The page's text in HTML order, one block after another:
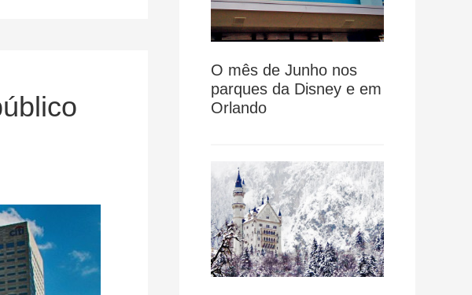
O mês de Junho nos
parques da Disney e em
Orlando